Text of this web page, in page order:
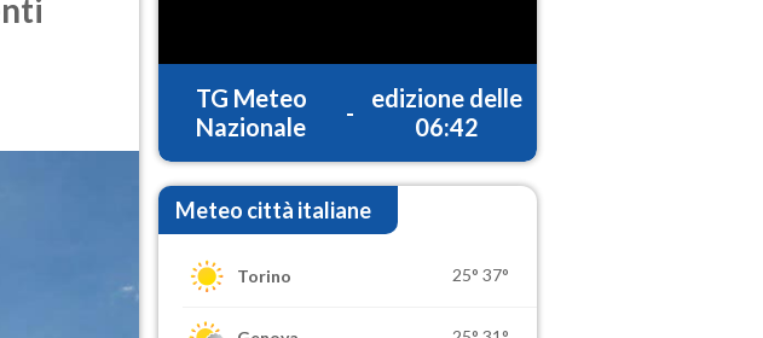
TG Meteo
Nazionale
-
edizione delle
06:42
Meteo città italiane
Torino 25° 37°